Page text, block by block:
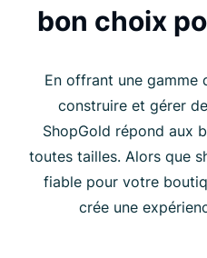
bon choix
En offrant une gamme
construire et gérer
ShopGold répond aux
toutes tailles. Alors que
fiable pour votre
crée une